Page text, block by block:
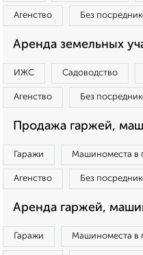
Агенство Без
Аренда земельных
ИЖС Садоводство
Агенство Без
Продажа гаржей,
Гаражи Машиноместа в
Агенство Без
Аренда гаржей,
Гаражи Машиноместа в